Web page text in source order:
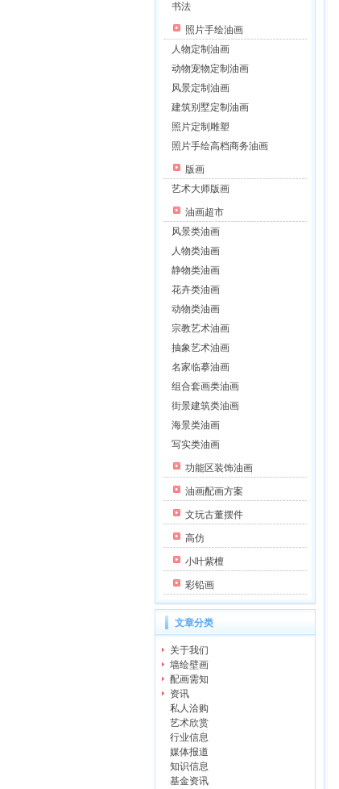
书法
照片手绘油画
人物定制油画
动物宠物定制油画
风景定制油画
建筑别墅定制油画
照片定制雕塑
照片手绘高档商务油画
版画
艺术大师版画
油画超市
风景类油画
人物类油画
静物类油画
花卉类油画
动物类油画
宗教艺术油画
抽象艺术油画
名家临摹油画
组合套画类油画
街景建筑类油画
海景类油画
写实类油画
功能区装饰油画
油画配画方案
文玩古董摆件
高仿
小叶紫檀
彩铅画
文章分类
关于我们
墙绘壁画
配画需知
资讯
私人洽购
艺术欣赏
行业信息
媒体报道
知识信息
基金资讯